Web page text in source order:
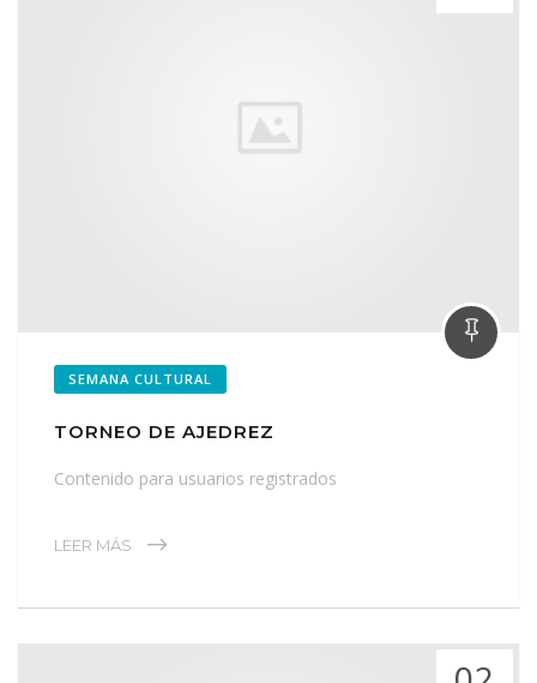
SEMANA CULTURAL
TORNEO DE AJEDREZ
Contenido para usuarios registrados
LEER MÁS